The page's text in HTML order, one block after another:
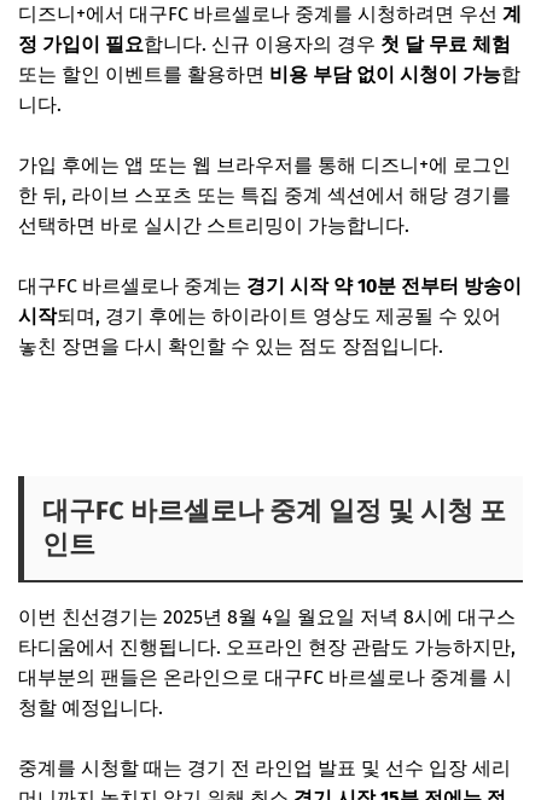
디즈니+에서 대구FC 바르셀로나 중계를 시청하려면 우선 계
정 가입이 필요합니다. 신규 이용자의 경우 첫 달 무료 체험
또는 할인 이벤트를 활용하면 비용 부담 없이 시청이 가능합
니다.
가입 후에는 앱 또는 웹 브라우저를 통해 디즈니+에 로그인
한 뒤, 라이브 스포츠 또는 특집 중계 섹션에서 해당 경기를
선택하면 바로 실시간 스트리밍이 가능합니다.
대구FC 바르셀로나 중계는 경기 시작 약 10분 전부터 방송이
시작되며, 경기 후에는 하이라이트 영상도 제공될 수 있어
놓친 장면을 다시 확인할 수 있는 점도 장점입니다.
대구FC 바르셀로나 중계 일정 및 시청 포
인트
이번 친선경기는 2025년 8월 4일 월요일 저녁 8시에 대구스
타디움에서 진행됩니다. 오프라인 현장 관람도 가능하지만,
대부분의 팬들은 온라인으로 대구FC 바르셀로나 중계를 시
청할 예정입니다.
중계를 시청할 때는 경기 전 라인업 발표 및 선수 입장 세리